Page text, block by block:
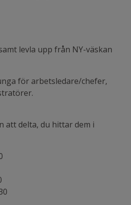
levla upp från NY-väskan
för arbetsledare/chefer,
att delta, du hittar dem i